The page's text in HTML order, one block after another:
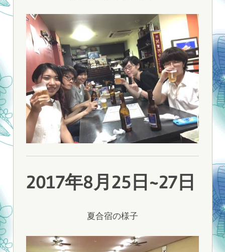
2017年8月25日~27日
夏合宿の様子